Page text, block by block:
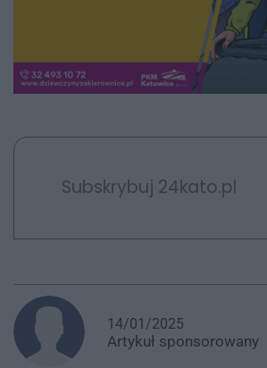
Subskrybuj 24kato.pl
14/01/2025
Artykuł sponsorowany